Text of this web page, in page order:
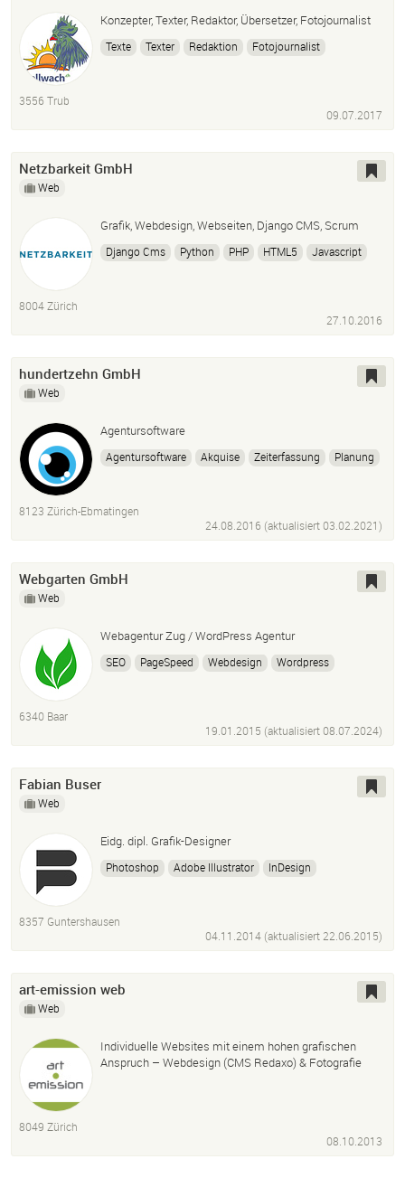
Konzepter, Texter, Redaktor, Übersetzer, Fotojournalist
Texte Texter Redaktion
Fotojournalist
3556 Trub
09.07.2017
Netzbarkeit GmbH
Web
Grafik, Webdesign, Webseiten, Django CMS, Scrum
Django Cms Python PHP HTML5 Javascript
8004 Zürich
27.10.2016
hundertzehn GmbH
Web
Agentursoftware
Agentursoftware Akquise Zeiterfassung
Planung
8123 Zürich-Ebmatingen
24.08.2016 (aktualisiert03.02.2021)
Webgarten GmbH
Web
Webagentur Zug / WordPress Agentur
SEO PageSpeed Webdesign
Wordpress
6340 Baar
19.01.2015 (aktualisiert08.07.2024)
Fabian Buser
Web
Eidg. dipl. Grafik-Designer
Photoshop Adobe Illustrator
InDesign
8357 Guntershausen
04.11.2014 (aktualisiert22.06.2015)
art-emission web
Web
Individuelle Websites mit einem hohen grafischen
Anspruch – Webdesign (CMS Redaxo) & Fotografie
8049 Zürich
08.10.2013